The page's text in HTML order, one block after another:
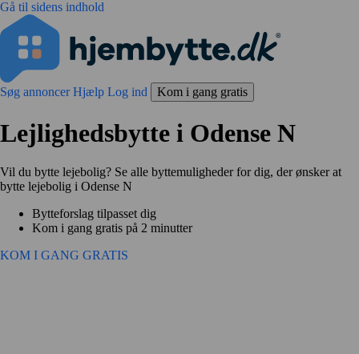
Gå til sidens indhold
Søg annoncerHjælp Log ind Kom i gang gratis
Lejlighedsbytte i Odense N
Vil du bytte lejebolig? Se alle byttemuligheder for dig, der ønsker at
bytte lejebolig i Odense N
Bytteforslag tilpasset dig
Kom i gang gratis på 2 minutter
KOM I GANG GRATIS